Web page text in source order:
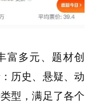
富多元、题材创
历史、悬疑、动
型，满足了各个